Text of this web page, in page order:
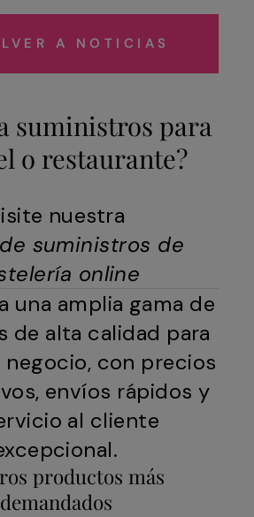
A NOTICIAS
suministros para
o restaurante?
nuestra
suministros de
online
una amplia gama de
de alta calidad para
negocio, con precios
envíos rápidos y
al cliente
productos más
demandados